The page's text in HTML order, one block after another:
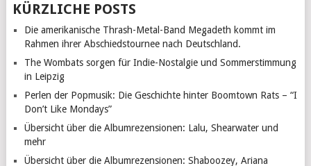
KÜRZLICHE POSTS
Die amerikanische Thrash-Metal-Band Megadeth kommt im
Rahmen ihrer Abschiedstournee nach Deutschland.
The Wombats sorgen für Indie-Nostalgie und Sommerstimmung
in Leipzig
Perlen der Popmusik: Die Geschichte hinter Boomtown Rats – “I
Don’t Like Mondays”
Übersicht über die Albumrezensionen: Lalu, Shearwater und
mehr
Übersicht über die Albumrezensionen: Shaboozey, Ariana